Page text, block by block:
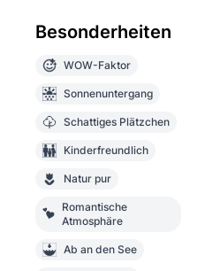
Besonderheiten
WOW-Faktor
Sonnenuntergang
Schattiges Plätzchen
Kinderfreundlich
Natur pur
Romantische
Atmosphäre
Ab an den See